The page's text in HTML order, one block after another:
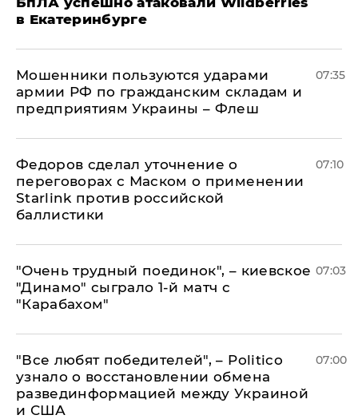
в Екатеринбурге
Мошенники пользуются ударами
армии РФ по гражданским складам и
предприятиям Украины – Флеш
07:35
Федоров сделал уточнение о
переговорах с Маском о применении
Starlink против российской
баллистики
07:10
"Очень трудный поединок", – киевское
"Динамо" сыграло 1-й матч с
"Карабахом"
07:03
​"Все любят победителей", – Politico
узнало о восстановлении обмена
развединформацией между Украиной
и США
07:00